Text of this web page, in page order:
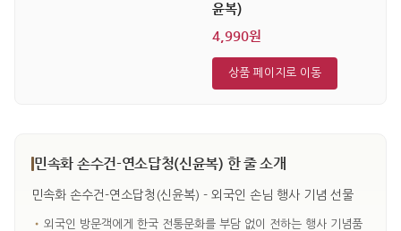
윤복)
4,990원
상품 페이지로 이동
민속화 손수건-연소답청(신윤복) 한 줄 소개
민속화 손수건-연소답청(신윤복) - 외국인 손님 행사 기념 선물
• 외국인 방문객에게 한국 전통문화를 부담 없이 전하는 행사 기념품